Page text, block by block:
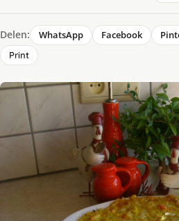
Delen: WhatsApp Facebook
Print